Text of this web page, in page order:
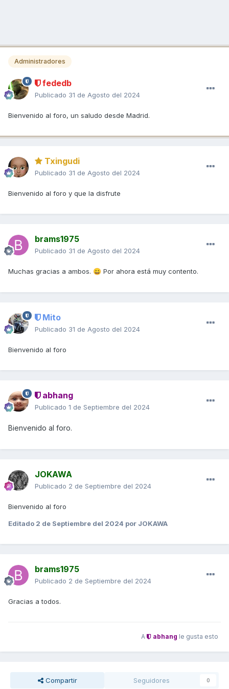
Administradores
fededb
Publicado 31 de Agosto del 2024
Bienvenido al foro, un saludo desde Madrid.
Txingudi
Publicado 31 de Agosto del 2024
Bienvenido al foro y que la disfrute
brams1975
Publicado 31 de Agosto del 2024
Muchas gracias a ambos. 😀 Por ahora está muy contento.
Mito
Publicado 31 de Agosto del 2024
Bienvenido al foro
abhang
Publicado 1 de Septiembre del 2024
Bienvenido al foro.
JOKAWA
Publicado 2 de Septiembre del 2024
Bienvenido al foro
Editado 2 de Septiembre del 2024 por JOKAWA
brams1975
Publicado 2 de Septiembre del 2024
Gracias a todos.
A abhang le gusta esto
Compartir Seguidores 0